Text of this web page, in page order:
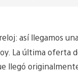
así llegamos
La última oferta
llegó